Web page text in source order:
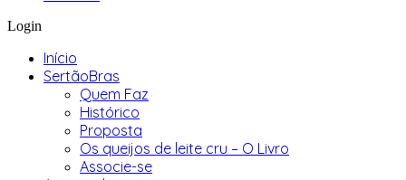
Login
Início
SertãoBras
Quem Faz
Histórico
Proposta
Os queijos de leite cru – O Livro
Associe-se